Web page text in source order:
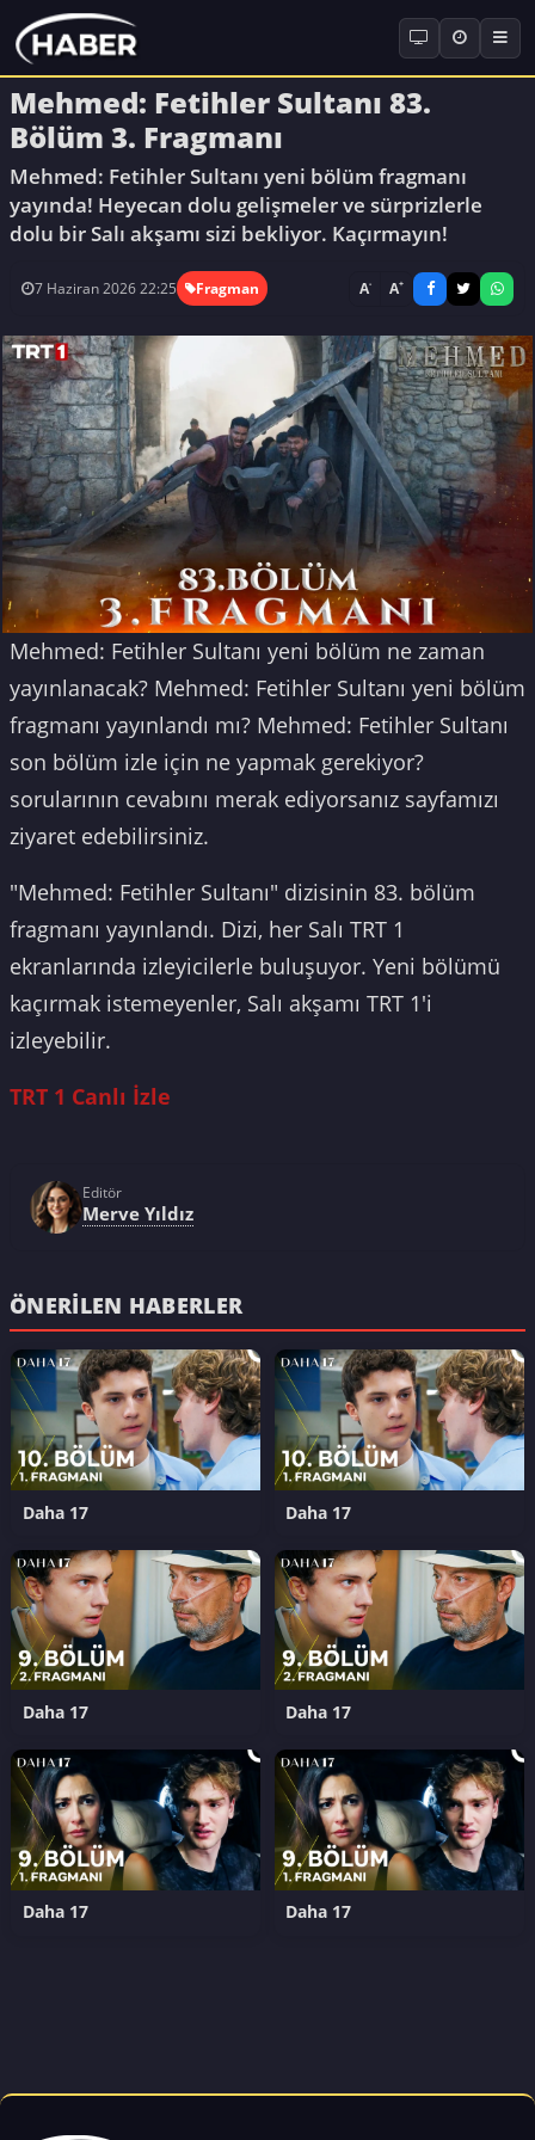
Mehmed: Fetihler Sultanı 83.
Bölüm 3. Fragmanı
Mehmed: Fetihler Sultanı yeni bölüm fragmanı
yayında! Heyecan dolu gelişmeler ve sürprizlerle
dolu bir Salı akşamı sizi bekliyor. Kaçırmayın!
7 Haziran 2026 22:25 Fragman A- A+
Mehmed: Fetihler Sultanı yeni bölüm ne zaman
yayınlanacak? Mehmed: Fetihler Sultanı yeni bölüm
fragmanı yayınlandı mı? Mehmed: Fetihler Sultanı
son bölüm izle için ne yapmak gerekiyor?
sorularının cevabını merak ediyorsanız sayfamızı
ziyaret edebilirsiniz.
"Mehmed: Fetihler Sultanı" dizisinin 83. bölüm
fragmanı yayınlandı. Dizi, her Salı TRT 1
ekranlarında izleyicilerle buluşuyor. Yeni bölümü
kaçırmak istemeyenler, Salı akşamı TRT 1'i
izleyebilir.
TRT 1 Canlı İzle
Editör
Merve Yıldız
ÖNERILEN HABERLER
Daha 17 Daha 17
Daha 17 Daha 17
Daha 17 Daha 17